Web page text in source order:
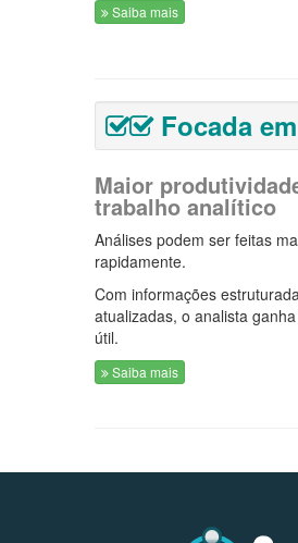
Saiba mais
Focada
Maior
trabalho analítico
Análises podem ser feitas
rapidamente.
Com informações
atualizadas, o analista
útil.
Saiba mais